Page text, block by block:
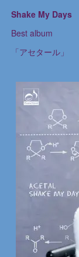
Shake My Days
Best album
「アセタール」